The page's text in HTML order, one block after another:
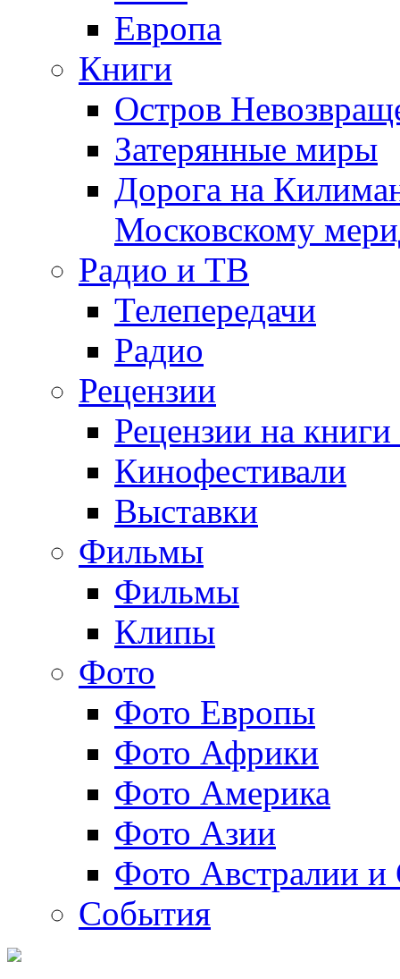
Европа
Книги
Остров
Затерянные миры
Дорога на
Московскому
Радио и ТВ
Телепередачи
Радио
Рецензии
Рецензии на
Кинофестивали
Выставки
Фильмы
Фильмы
Клипы
Фото
Фото Европы
Фото Африки
Фото Америка
Фото Азии
Фото Австралии и
События